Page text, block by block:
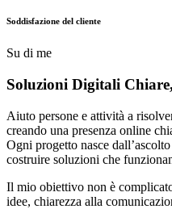
Soddisfazione del cliente
Su di me
Soluzioni Digitali Chiare,
Aiuto persone e attività a
creando una presenza online
Ogni progetto nasce
costruire soluzioni che
Il mio obiettivo non è
idee, chiarezza alla